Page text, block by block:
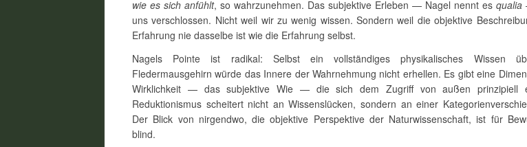
wie es sich anfühlt, so wahrzunehmen. Das subjektive Erleben — Nagel nennt es qualia
uns verschlossen. Nicht weil wir zu wenig wissen. Sondern weil die objektive
Erfahrung nie dasselbe ist wie die Erfahrung selbst.
Nagels Pointe ist radikal: Selbst ein vollständiges physikalisches Wissen
Fledermausgehirn würde das Innere der Wahrnehmung nicht erhellen. Es gibt eine
Wirklichkeit — das subjektive Wie — die sich dem Zugriff von außen prinzipiell
Reduktionismus scheitert nicht an Wissenslücken, sondern an einer
Der Blick von nirgendwo, die objektive Perspektive der Naturwissenschaft, ist für
blind.